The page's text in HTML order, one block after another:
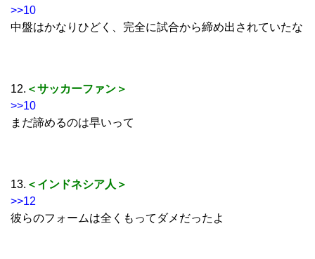
>>10
中盤はかなりひどく、完全に試合から締め出されていたな
12. ＜サッカーファン＞
>>10
まだ諦めるのは早いって
13. ＜インドネシア人＞
>>12
彼らのフォームは全くもってダメだったよ